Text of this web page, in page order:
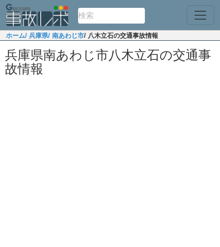
ホーム/ 兵庫県/ 南あわじ市/ 八木立石の交通事故情報
兵庫県南あわじ市八木立石の交通事
故情報